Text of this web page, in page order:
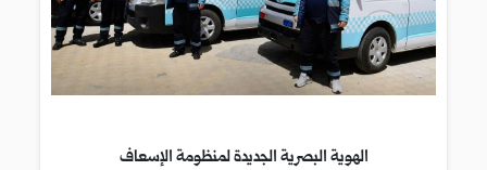
الهوية البصرية الجديدة لمنظومة الإسعاف